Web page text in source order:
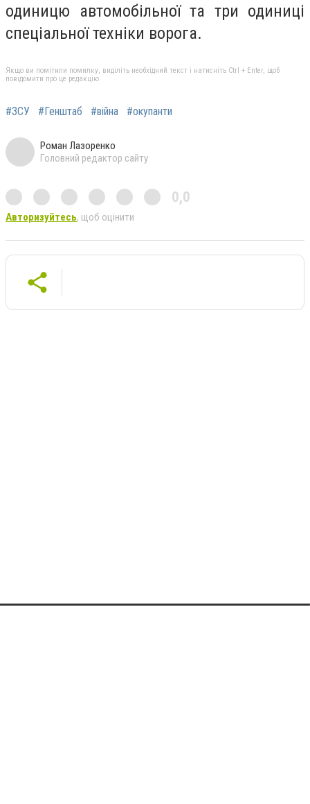
одиницю автомобільної та три одиниці
спеціальної техніки ворога.
Якщо ви помітили помилку, виділіть необхідний текст і натисніть Ctrl + Enter, щоб
повідомити про це редакцію
#ЗСУ #Генштаб #війна #окупанти
Роман Лазоренко
Головний редактор сайту
0,0
Авторизуйтесь, щоб оцінити